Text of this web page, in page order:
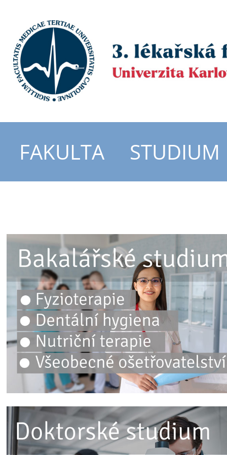
FAKULTA STUDIUM